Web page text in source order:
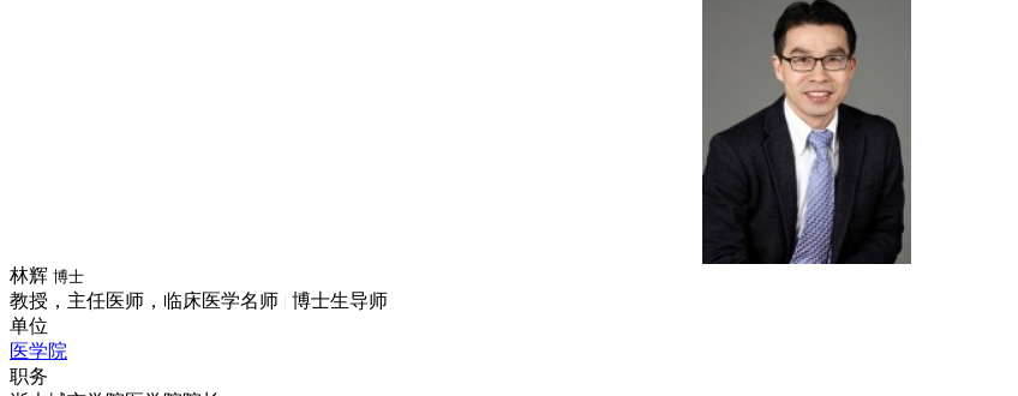
林辉 博士
教授，主任医师，临床医学名师
博士生导师
单位
医学院
职务